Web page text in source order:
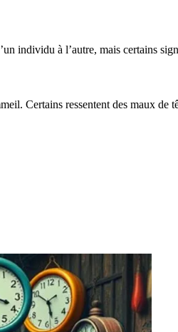
individu à l’autre, mais certains
Certains ressentent des maux de